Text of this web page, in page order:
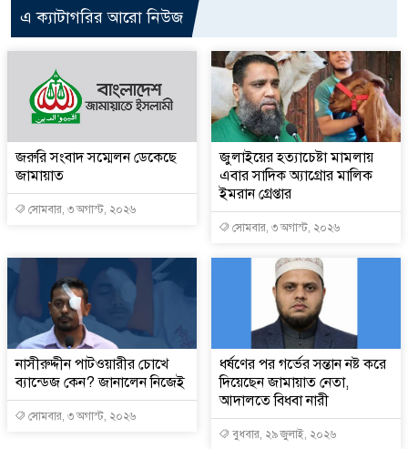
এ ক্যাটাগরির আরো নিউজ
জরুরি সংবাদ সম্মেলন ডেকেছে
জামায়াত
সোমবার, ৩ অগাস্ট, ২০২৬
জুলাইয়ের হত্যাচেষ্টা মামলায়
এবার সাদিক অ্যাগ্রোর মালিক
ইমরান গ্রেপ্তার
সোমবার, ৩ অগাস্ট, ২০২৬
নাসীরুদ্দীন পাটওয়ারীর চোখে
ব্যান্ডেজ কেন? জানালেন নিজেই
সোমবার, ৩ অগাস্ট, ২০২৬
ধর্ষণের পর গর্ভের সন্তান নষ্ট করে
দিয়েছেন জামায়াত নেতা,
আদালতে বিধবা নারী
বুধবার, ২৯ জুলাই, ২০২৬